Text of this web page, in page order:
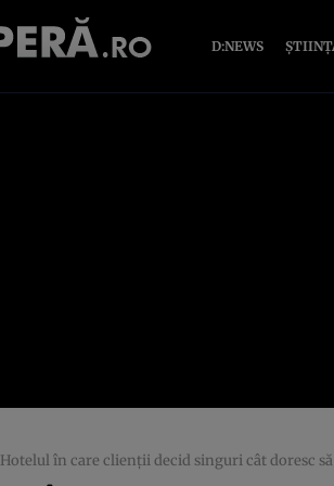
D:NEWS
Hotelul în care clienţii decid singuri cât doresc